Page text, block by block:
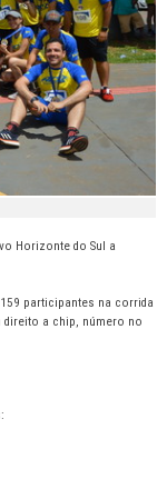
Horizonte do Sul a
participantes na corrida
direito a chip, número no